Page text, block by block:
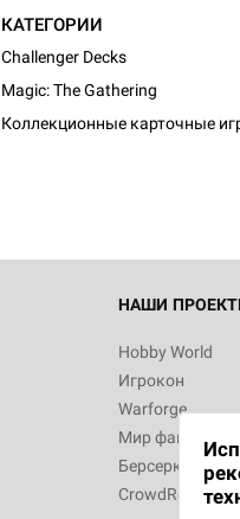
КАТЕГОРИИ
Challenger Decks
Magic: The Gathering
Коллекционные карточные
НАШИ
Hobby World
Игрокон
Warforge
Мир фантастики
Берсерк
CrowdRepublic